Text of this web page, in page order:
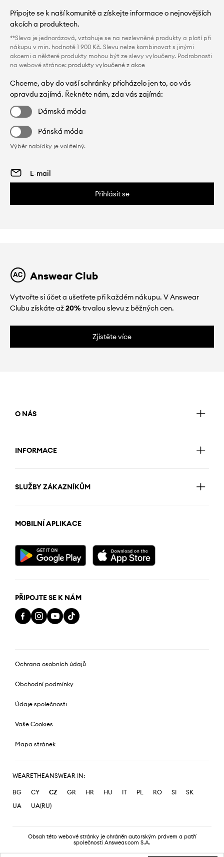
Připojte se k naší komunitě a získejte informace o nejnovějších
akcích a produktech.
**Sleva je jednorázová, vztahuje se na nezlevněné produkty a platí při
nákupu v min. hodnotě 1 900 Kč. Slevu nelze kombinovat s jinými
akcemi a některé produkty mohou být ze slevy vyloučeny. Podrobnosti
na webové stránce: produkty vyloučené z akce
Chceme, aby do vaší schránky přicházelo jen to, co vás
opravdu zajímá. Řekněte nám, zda vás zajímá:
Dámská móda
Pánská móda
Výběr nabídky je volitelný.
Přihlásit se
Answear Club
Vytvořte si účet a ušetřete při každém nákupu. V Answear
Clubu získáte až20%trvalou slevu z běžných cen.
Zjistěte více
O NÁS
INFORMACE
SLUŽBY ZÁKAZNÍKŮM
MOBILNÍ APLIKACE
PŘIPOJTE SE K NÁM
Ochrana osobních údajů
Obchodní podmínky
Údaje společnosti
Vaše Cookies
Mapa stránek
WEARETHEANSWEAR IN:
BG CY CZ GR HR HU IT PL RO SI
SK
UA
UA(RU)
Obsah této webové stránky je chráněn autorským právem a patří
společnosti Answear.com S.A.